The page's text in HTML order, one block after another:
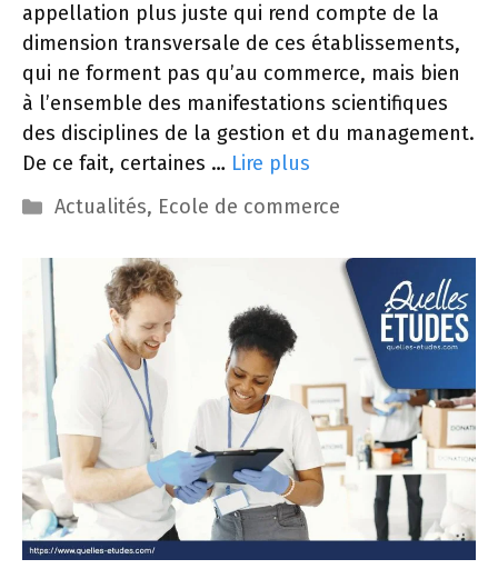
appellation plus juste qui rend compte de la
dimension transversale de ces établissements,
qui ne forment pas qu’au commerce, mais bien
à l’ensemble des manifestations scientifiques
des disciplines de la gestion et du management.
De ce fait, certaines … Lire plus
Catégories
Actualités, Ecole de commerce